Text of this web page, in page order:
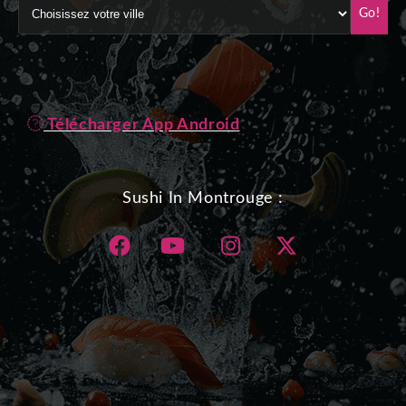
Go!
Télécharger App Android
Sushi In Montrouge :